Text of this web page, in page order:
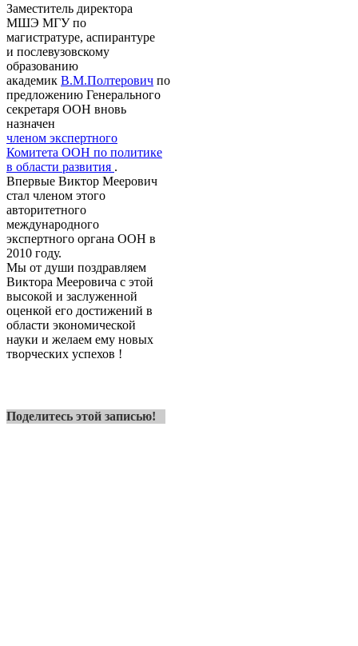
Заместитель директора
МШЭ МГУ по
магистратуре, аспирантуре
и послевузовскому
образованию
академик В.М.Полтерович по
предложению Генерального
секретаря ООН вновь
назначен
членом экспертного
Комитета ООН по политике
в области развития .
Впервые Виктор Меерович
стал членом этого
авторитетного
международного
экспертного органа ООН в
2010 году.
Мы от души поздравляем
Виктора Мееровича с этой
высокой и заслуженной
оценкой его достижений в
области экономической
науки и желаем ему новых
творческих успехов !
Поделитесь этой записью!